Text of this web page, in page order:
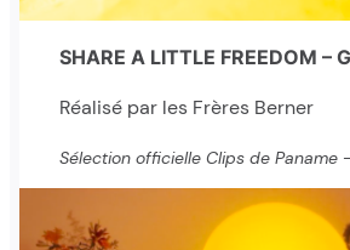
SHARE A LITTLE FREEDOM –
Réalisé par les Frères Berner
Sélection officielle Clips de Paname